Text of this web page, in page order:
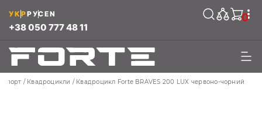
+38 050 777 48 11
УКРРУСEN 0
Квадроцикли Квадроцикл Forte BRAVES 200 LUX червоно-чорний